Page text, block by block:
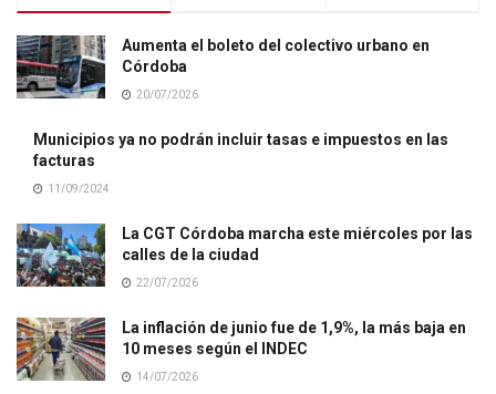
Aumenta el boleto del colectivo urbano en
Córdoba
20/07/2026
Municipios ya no podrán incluir tasas e impuestos en las
facturas
11/09/2024
La CGT Córdoba marcha este miércoles por las
calles de la ciudad
22/07/2026
La inflación de junio fue de 1,9%, la más baja en
10 meses según el INDEC
14/07/2026